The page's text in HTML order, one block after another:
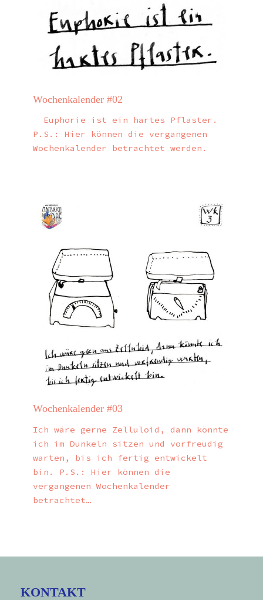
Wochenkalender #02
Euphorie ist ein hartes Pflaster.
P.S.: Hier können die vergangenen
Wochenkalender betrachtet werden.
Wochenkalender #03
Ich wäre gerne Zelluloid, dann könnte
ich im Dunkeln sitzen und vorfreudig
warten, bis ich fertig entwickelt
bin. P.S.: Hier können die
vergangenen Wochenkalender
betrachtet…
KONTAKT